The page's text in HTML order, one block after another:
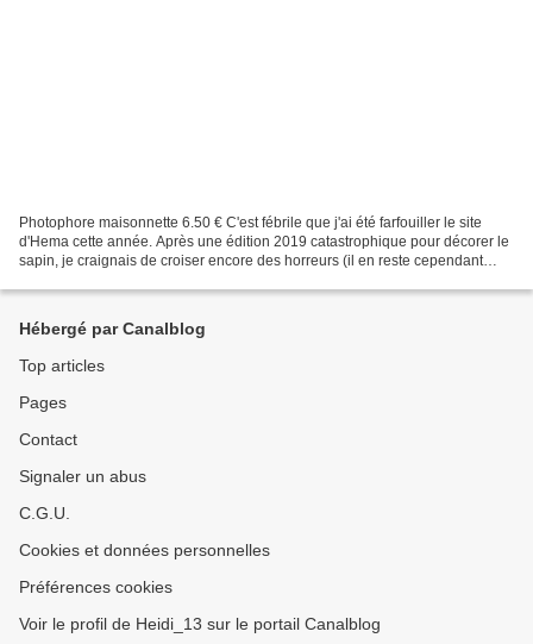
Photophore maisonnette 6.50 € C'est fébrile que j'ai été farfouiller le site
d'Hema cette année. Après une édition 2019 catastrophique pour décorer le
sapin, je craignais de croiser encore des horreurs (il en reste cependant
Hébergé par Canalblog
Top articles
Pages
Contact
Signaler un abus
C.G.U.
Cookies et données personnelles
Préférences cookies
Voir le profil de Heidi_13 sur le portail Canalblog